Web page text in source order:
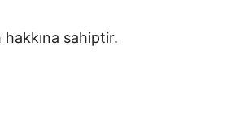
sahiptir.